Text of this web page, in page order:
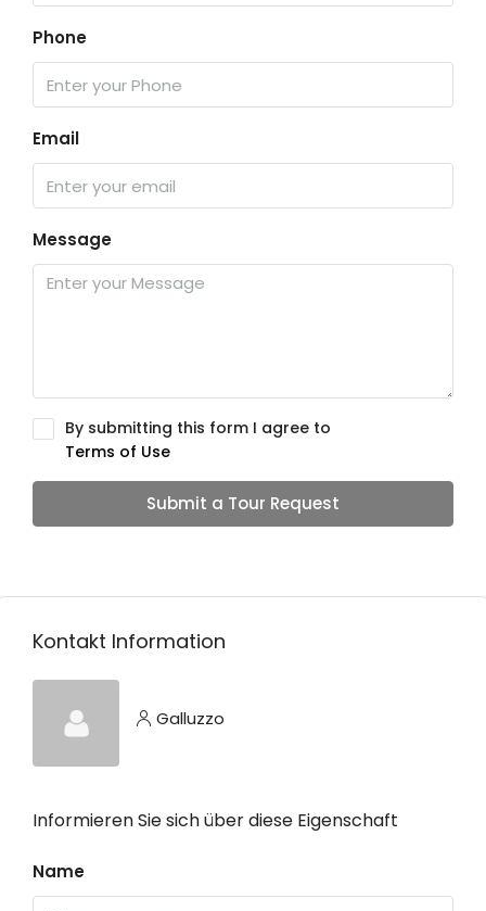
Phone
Email
Message
By submitting this form I agree to
Terms of Use
Submit a Tour Request
Kontakt Information
Galluzzo
Informieren Sie sich über diese Eigenschaft
Name